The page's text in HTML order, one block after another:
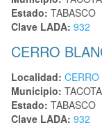
Estado: TABASCO
Clave LADA: 932
CERRO
Localidad:
Municipio:
Estado: TABASCO
Clave LADA: 932